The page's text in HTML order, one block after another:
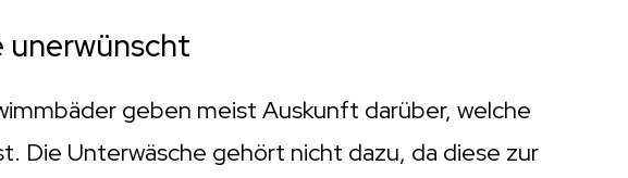
unerwünscht
geben meist Auskunft darüber, welche
Die Unterwäsche gehört nicht dazu, da diese zur